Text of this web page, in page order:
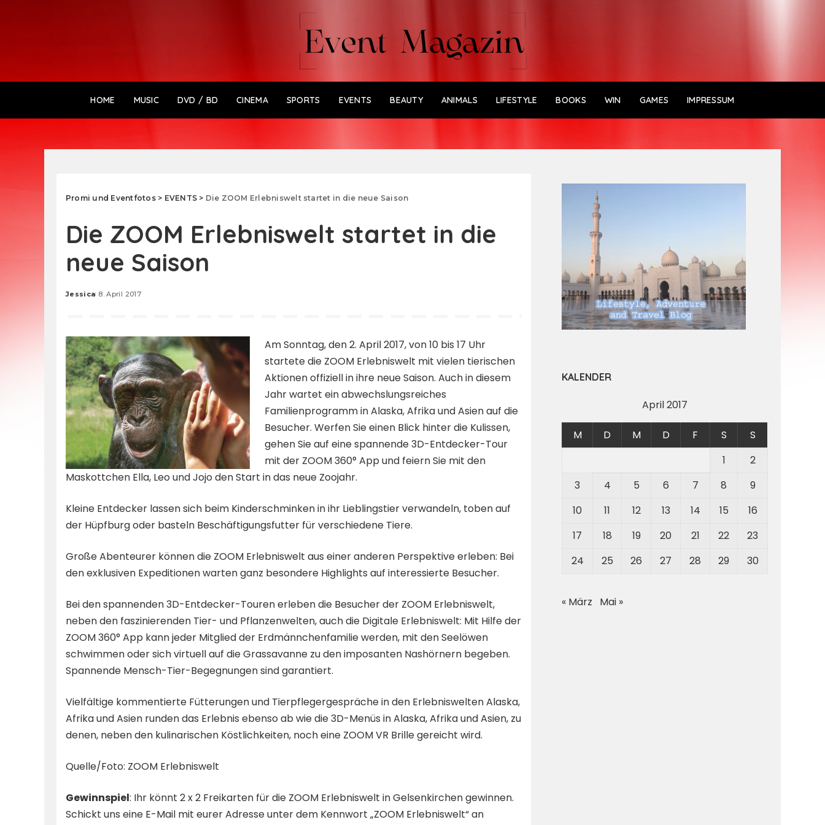
HOME MUSIC DVD / BD CINEMA SPORTS EVENTS BEAUTY ANIMALS LIFESTYLE BOOKS WIN GAMES IMPRESSUM
Promi und Eventfotos> EVENTS > Die ZOOM Erlebniswelt startet in die neue Saison
Die ZOOM Erlebniswelt startet in die
neue Saison
Posted
Jessica 8. April 2017
Am Sonntag, den 2. April 2017, von 10 bis 17 Uhr
startete die ZOOM Erlebniswelt mit vielen tierischen
Aktionen offiziell in ihre neue Saison. Auch in diesem
Jahr wartet ein abwechslungsreiches
Familienprogramm in Alaska, Afrika und Asien auf die
Besucher. Werfen Sie einen Blick hinter die Kulissen,
gehen Sie auf eine spannende 3D-Entdecker-Tour
mit der ZOOM 360° App und feiern Sie mit den
Maskottchen Ella, Leo und Jojo den Start in das neue Zoojahr.
Kleine Entdecker lassen sich beim Kinderschminken in ihr Lieblingstier verwandeln, toben auf
der Hüpfburg oder basteln Beschäftigungsfutter für verschiedene Tiere.
Große Abenteurer können die ZOOM Erlebniswelt aus einer anderen Perspektive erleben: Bei
den exklusiven Expeditionen warten ganz besondere Highlights auf interessierte Besucher.
Bei den spannenden 3D-Entdecker-Touren erleben die Besucher der ZOOM Erlebniswelt,
neben den faszinierenden Tier- und Pflanzenwelten, auch die Digitale Erlebniswelt: Mit Hilfe der
ZOOM 360° App kann jeder Mitglied der Erdmännchenfamilie werden, mit den Seelöwen
schwimmen oder sich virtuell auf die Grassavanne zu den imposanten Nashörnern begeben.
Spannende Mensch-Tier-Begegnungen sind garantiert.
Vielfältige kommentierte Fütterungen und Tierpflegergespräche in den Erlebniswelten Alaska,
Afrika und Asien runden das Erlebnis ebenso ab wie die 3D-Menüs in Alaska, Afrika und Asien, zu
denen, neben den kulinarischen Köstlichkeiten, noch eine ZOOM VR Brille gereicht wird.
Quelle/Foto: ZOOM Erlebniswelt
Gewinnspiel: Ihr könnt 2 x 2 Freikarten für die ZOOM Erlebniswelt in Gelsenkirchen gewinnen.
Schickt uns eine E-Mail mit eurer Adresse unter dem Kennwort „ZOOM Erlebniswelt“ an
KALENDER
April 2017
M D M D F S
S
1
2
3
4 5 6 7 8
9
10
11 12 13 14 15
16
17
18 19 20 21 22
23
24
25 26 27 28 29 30
« März Mai »